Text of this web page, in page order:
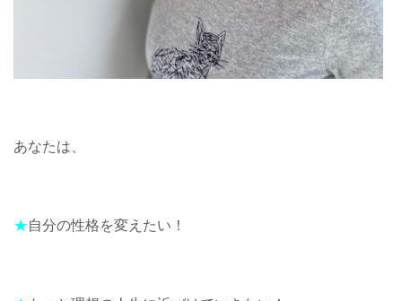
あなたは、
★自分の性格を変えたい！